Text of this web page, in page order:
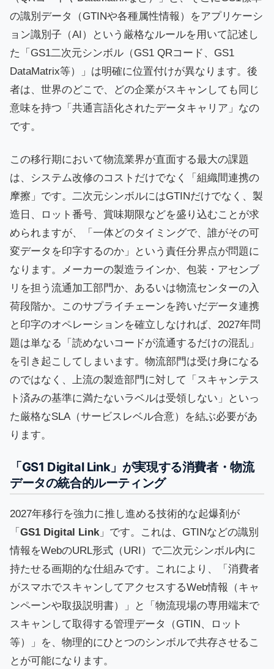
の識別データ（GTINや各種属性情報）をアプリケーシ
ョン識別子（AI）という厳格なルールを用いて記述し
た「GS1二次元シンボル（GS1 QRコード、GS1
DataMatrix等）」は明確に位置付けが異なります。後
者は、世界のどこで、どの企業がスキャンしても同じ
意味を持つ「共通言語化されたデータキャリア」なの
です。
この移行期において物流業界が直面する最大の課題
は、システム改修のコストだけでなく「組織間連携の
摩擦」です。二次元シンボルにはGTINだけでなく、製
造日、ロット番号、賞味期限などを盛り込むことが求
められますが、「一体どのタイミングで、誰がその可
変データを印字するのか」という責任分界点が問題に
なります。メーカーの製造ラインか、包装・アセンブ
リを担う流通加工部門か、あるいは物流センターの入
荷段階か。このサプライチェーンを跨いだデータ連携
と印字のオペレーションを確立しなければ、2027年問
題は単なる「読めないコードが流通するだけの混乱」
を引き起こしてしまいます。物流部門は受け身になる
のではなく、上流の製造部門に対して「スキャンテス
ト済みの基準に満たないラベルは受領しない」といっ
た厳格なSLA（サービスレベル合意）を結ぶ必要があ
ります。
「GS1 Digital Link」が実現する消費者・物流
データの統合的ルーティング
2027年移行を強力に推し進める技術的な起爆剤が
「 GS1 Digital Link 」です。これは、GTINなどの識別
情報をWebのURL形式（URI）で二次元シンボル内に
持たせる画期的な仕組みです。これにより、「消費者
がスマホでスキャンしてアクセスするWeb情報（キャ
ンペーンや取扱説明書）」と「物流現場の専用端末で
スキャンして取得する管理データ（GTIN、ロット
等）」を、物理的にひとつのシンボルで共存させるこ
とが可能になります。